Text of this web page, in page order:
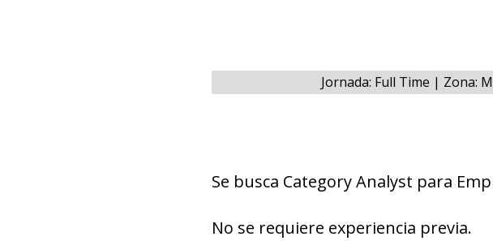
Jornada: Full Time | Zona:
Se busca Category Analyst para
No se requiere experiencia previa.